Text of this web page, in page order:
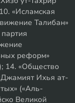
«Исламская
Талибан»
реформ»
14. «Общество
Ихья ат-
(«Аль-
Великой